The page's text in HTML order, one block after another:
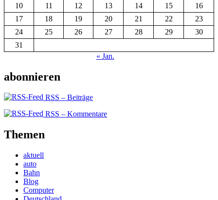
10
11 12 13 14 15
16
17
18 19 20 21 22
23
24
25 26 27 28 29
30
31
« Jan.
abonnieren
RSS – Beiträge
RSS – Kommentare
Themen
aktuell
auto
Bahn
Blog
Computer